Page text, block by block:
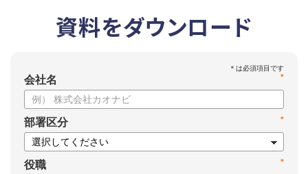
資料をダウンロード
*
会社名
*
部署区分
*
役職